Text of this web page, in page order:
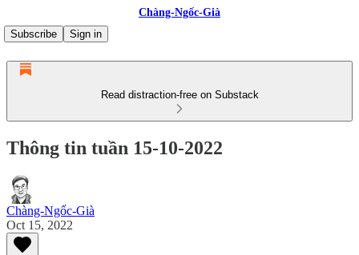
Chàng-Ngốc-Già
Subscribe
Sign in
Read distraction-free on Substack
Thông tin tuần 15-10-2022
Chàng-Ngốc-Già
Oct 15, 2022